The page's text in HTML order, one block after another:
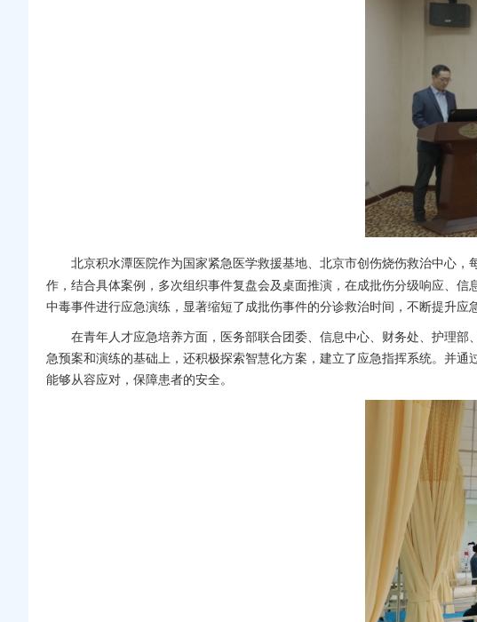
北京积水潭医院作为国家紧急医学救援基地、北京市创伤烧伤救治中心，
作，结合具体案例，多次组织事件复盘会及桌面推演，在成批伤分级响应、
中毒事件进行应急演练，显著缩短了成批伤事件的分诊救治时间，不断提升应
在青年人才应急培养方面， 医务部联合 团委、 信息中心、 财务处、 护理部、
急预案和演练的基础上，还积极探索智慧化方案，建立了应急指挥系统。并
能够从容应对，保障患者的安全。